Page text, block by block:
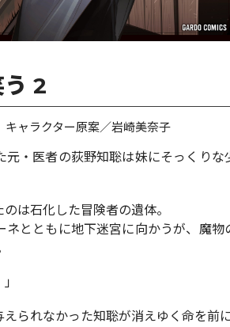
2
ャラクター原案／岩崎美奈子
・医者の荻野知聡は妹にそっくりな
は石化した冒険者の遺体。
ネとともに地下迷宮に向かうが、魔物
えられなかった知聡が消えゆく命を前